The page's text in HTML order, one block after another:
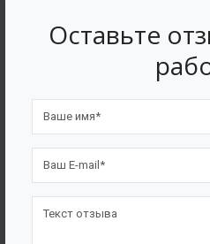
Оставьте
Популярные в разделе